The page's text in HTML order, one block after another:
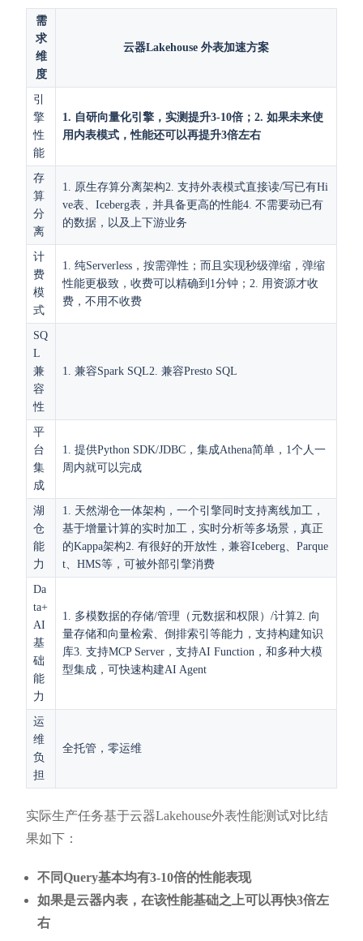
需
求
维
度
云器Lakehouse 外表加速方案
引
擎
性
能
1. 自研向量化引擎，实测提升3-10倍；2. 如果未来使
用内表模式，性能还可以再提升3倍左右
存
算
分
离
1. 原生存算分离架构2. 支持外表模式直接读/写已有Hi
ve表、Iceberg表，并具备更高的性能4. 不需要动已有
的数据，以及上下游业务
计
费
模
式
1. 纯Serverless，按需弹性；而且实现秒级弹缩，弹缩
性能更极致，收费可以精确到1分钟；2. 用资源才收
费，不用不收费
SQ
L
兼
容
性
1. 兼容Spark SQL2. 兼容Presto SQL
平
台
集
成
1. 提供Python SDK/JDBC，集成Athena简单，1个人一
周内就可以完成
湖
仓
能
力
1. 天然湖仓一体架构，一个引擎同时支持离线加工，
基于增量计算的实时加工，实时分析等多场景，真正
的Kappa架构2. 有很好的开放性，兼容Iceberg、Parque
t、HMS等，可被外部引擎消费
Da
ta+
AI
基
础
能
力
1. 多模数据的存储/管理（元数据和权限）/计算2. 向
量存储和向量检索、倒排索引等能力，支持构建知识
库3. 支持MCP Server，支持AI Function，和多种大模
型集成，可快速构建AI Agent
运
维
负
担
全托管，零运维
实际生产任务基于云器Lakehouse外表性能测试对比结
果如下：
不同Query基本均有3-10倍的性能表现
如果是云器内表，在该性能基础之上可以再快3倍左
右